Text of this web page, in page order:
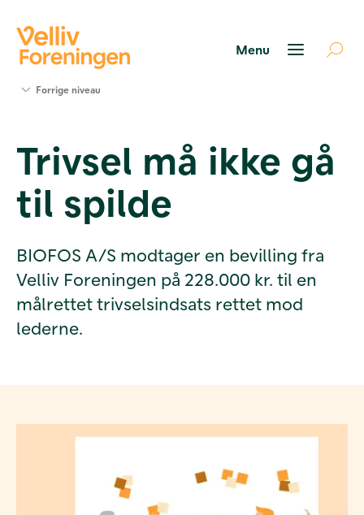
Værktøjer
og viden
Om Velliv
Foreningen
Forrige niveau
Trivsel må ikke gå
til spilde
BIOFOS A/S modtager en bevilling fra
Velliv Foreningen på 228.000 kr. til en
målrettet trivselsindsats rettet mod
lederne.